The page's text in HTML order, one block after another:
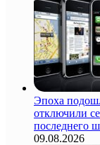
Эпоха
отключили
последнего
09.08.2026